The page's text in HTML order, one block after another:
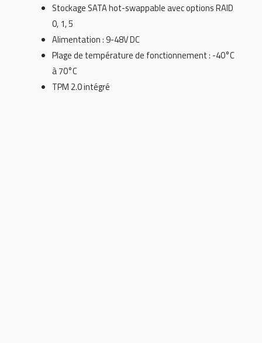
Stockage SATA hot-swappable avec options RAID
0, 1, 5
Alimentation : 9-48V DC
Plage de température de fonctionnement : -40°C
à 70°C
TPM 2.0 intégré